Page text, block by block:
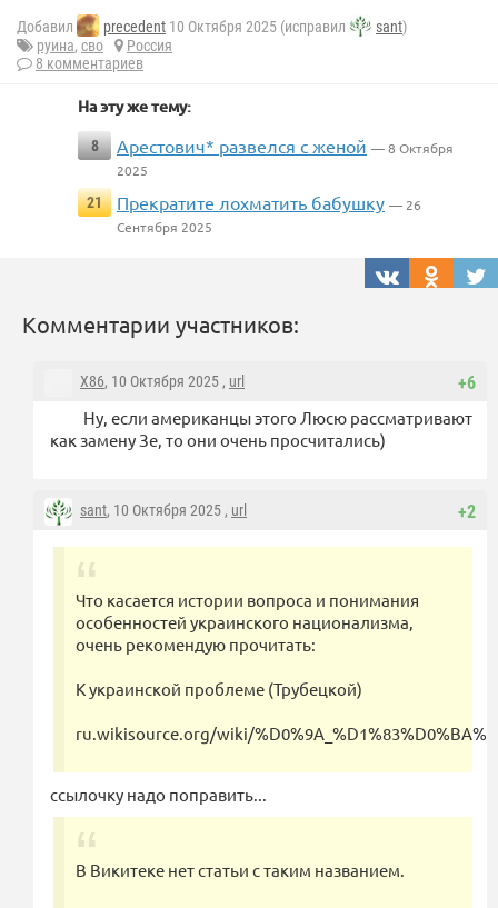
Добавил precedent 10 Октября 2025 (исправил sant)
руина, сво
Россия
8 комментариев
На эту же тему:
8 Арестович* развелся с женой — 8 Октября
2025
21
Прекратите лохматить бабушку — 26
Сентября 2025
Комментарии участников:
+6
X86, 10 Октября 2025 , url
Ну, если американцы этого Люсю рассматривают
как замену Зе, то они очень просчитались)
+2
sant, 10 Октября 2025 , url
Что касается истории вопроса и понимания
особенностей украинского национализма,
очень рекомендую прочитать:
К украинской проблеме (Трубецкой)
ru.wikisource.org/wiki/
ссылочку надо поправить...
В Викитеке нет статьи с таким названием.